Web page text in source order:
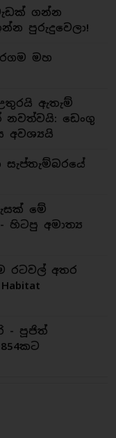
ගන්න
පුරුදුවෙලා!
මහ
ඇතැම්
නවත්වයි: ඩෙංගු
අවශ්‍යයි
මේ
හිටපු අමාත්‍ය
රටවල් අතර
- පූජිත්